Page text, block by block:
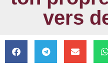
vers